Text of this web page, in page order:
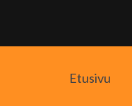
Etusivu